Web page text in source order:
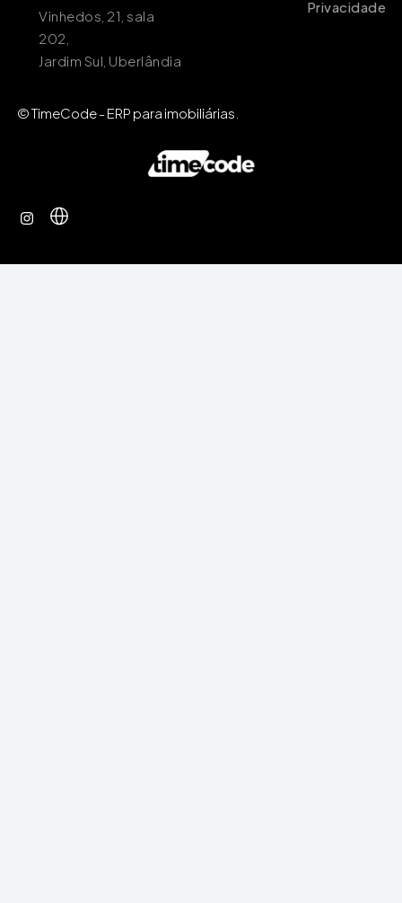
Vinhedos, 21, sala
202,
Jardim Sul, Uberlândia
Privacidade
© TimeCode - ERP para imobiliárias.